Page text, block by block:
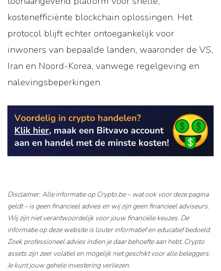
kostenefficiënte blockchain oplossingen. Het
protocol blijft echter ontoegankelijk voor
inwoners van bepaalde landen, waaronder de VS,
Iran en Noord-Korea, vanwege regelgeving en
nalevingsbeperkingen.
Disclaimer: Alle informatie op Crypto.be – wat ook voor deze pagina
geldt – is geen financieel advies en wij zijn geen financieel adviseurs.
Wij zijn niet verantwoordelijk voor jouw financiële keuzes. De
informatie op deze website is louter informatief en educatief bedoeld.
Zoek professioneel advies indien je daar behoefte aan hebt. Crypto
assets zijn zeer volatiel en mogelijk niet geschikt voor alle beleggers.
Je kunt jouw gehele investering verliezen.